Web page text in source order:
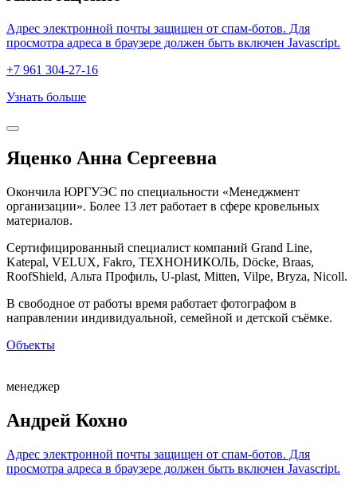
Адрес электронной почты защищен от спам-ботов. Для
просмотра адреса в браузере должен быть включен Javascript.
+7 961 304-27-16
Узнать больше
Яценко Анна Сергеевна
Окончила ЮРГУЭС по специальности «Менеджмент
организации». Более 13 лет работает в сфере кровельных
материалов.
Сертифицированный специалист компаний Grand Line,
Katepal, VELUX, Fakro, ТЕХНОНИКОЛЬ, Döcke, Braas,
RoofShield, Альта Профиль, U-plast, Mitten, Vilpe, Bryza, Nicoll.
В свободное от работы время работает фотографом в
направлении индивидуальной, семейной и детской съёмке.
Объекты
менеджер
Андрей Кохно
Адрес электронной почты защищен от спам-ботов. Для
просмотра адреса в браузере должен быть включен Javascript.